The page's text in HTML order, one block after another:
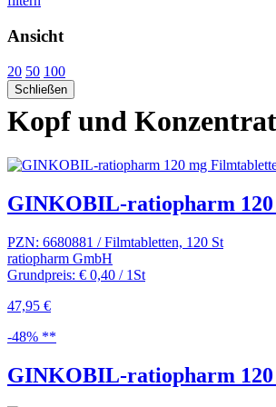
Ansicht
20 50 100
Schließen
Kopf und
GINKOBIL-ratiopharm
PZN: 6680881 / Filmtabletten, 120 St
ratiopharm GmbH
Grundpreis: € 0,40 / 1St
47,95 €
-48% **
GINKOBIL-ratiopharm